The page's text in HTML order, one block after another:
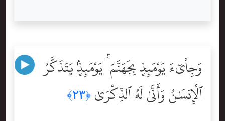
وَجِاْىٓءَ يَوْمَئِذٍۭ بِجَهَنَّمَ ۚ يَوْمَئِذٍۢ يَتَذَكَّرُ
ٱلْإِنسَٰنُ وَأَنَّىٰ لَهُ ٱلذِّكْرَىٰ ﴿٢٣﴾